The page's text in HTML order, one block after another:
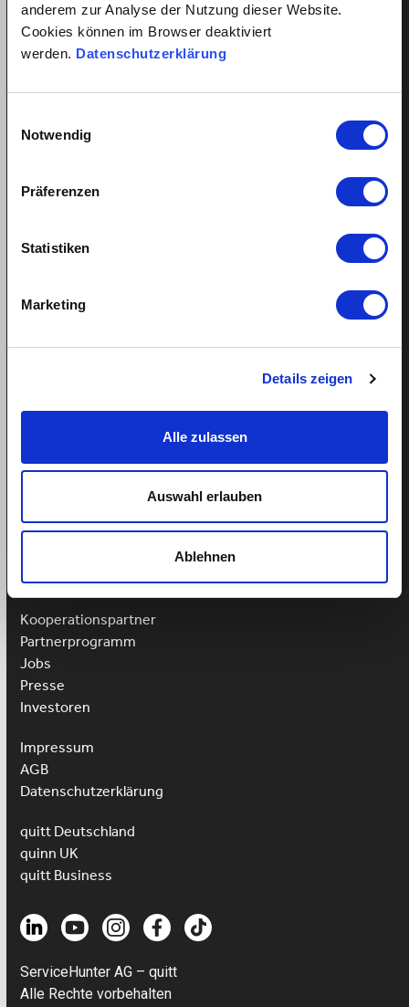
anderem zur Analyse der Nutzung dieser Website.
Cookies können im Browser deaktiviert
werden. Datenschutzerklärung
Notwendig
Präferenzen
Statistiken
Marketing
Details zeigen
Alle zulassen
Auswahl erlauben
Ablehnen
Alles über Arbeitsverhältnisse
Fairer Lohn für Putzhilfen
Lohnzahlung trotz Krankheit
Support
Hilfe
Über quitt
Blog
Kooperationspartner
Partnerprogramm
Jobs
Presse
Investoren
Impressum
AGB
Datenschutzerklärung
quitt Deutschland
quinn UK
quitt Business
ServiceHunter AG – quitt
Alle Rechte vorbehalten